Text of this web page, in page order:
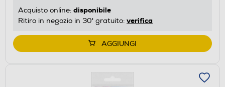
Acquisto online: disponibile
Ritiro in negozio in 30' gratuito: verifica
AGGIUNGI